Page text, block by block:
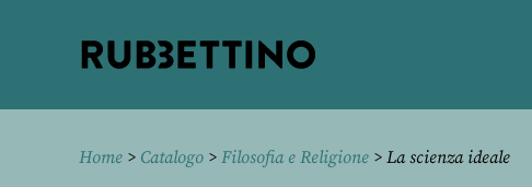
Home > Catalogo > Filosofia e Religione > La scienza ideale